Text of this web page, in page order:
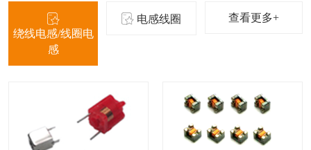
绕线电感/线圈电
感
电感线圈 查看更多+